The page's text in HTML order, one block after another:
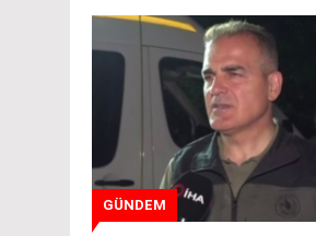
GÜNDEM